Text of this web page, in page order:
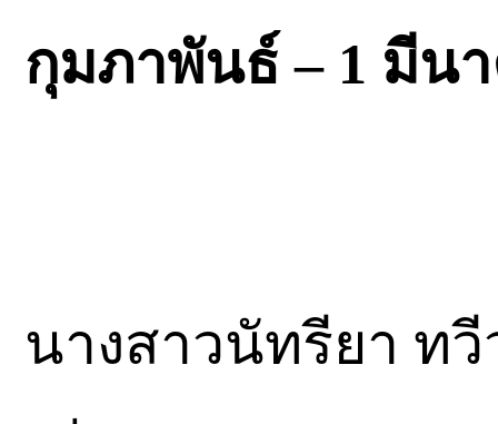
กุมภาพันธ์ – 1 มีนา
นางสาวนัทรียา ท